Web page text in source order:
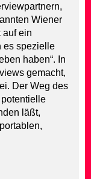
Wiener
auf ein
es spezielle
haben“. In
gemacht,
Der Weg des
läßt,